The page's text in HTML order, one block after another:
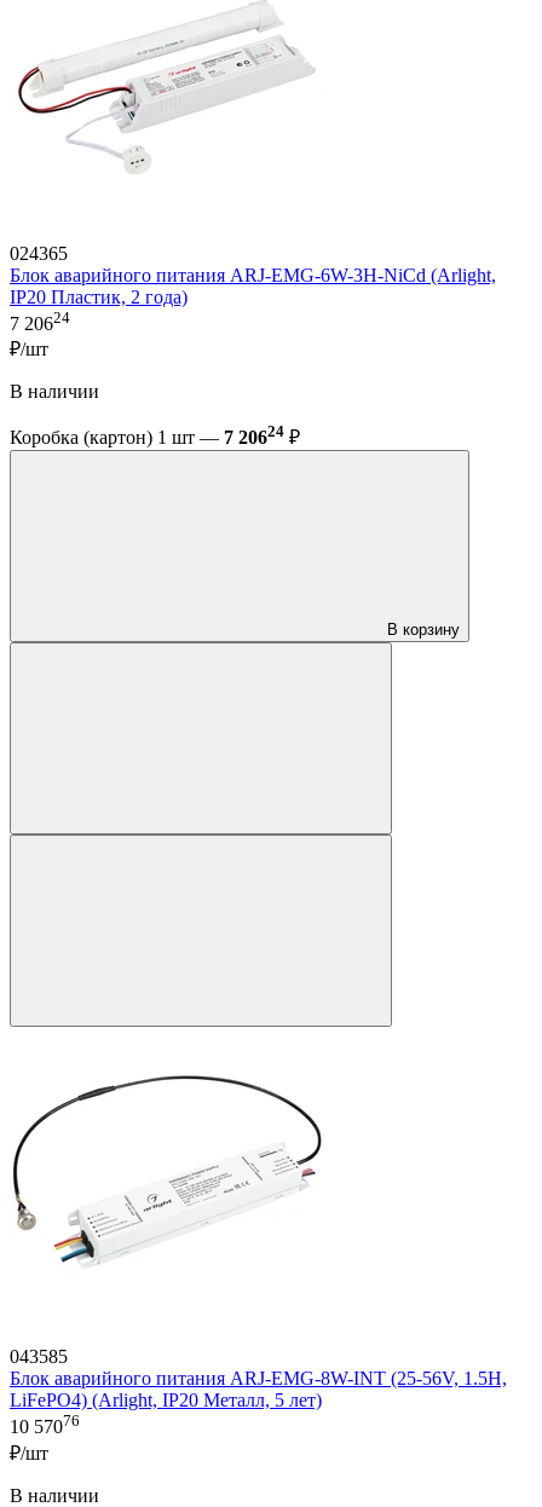
024365
Блок аварийного питания ARJ-EMG-6W-3H-NiCd (Arlight,
IP20 Пластик, 2 года)
7 20624
₽/шт
В наличии
Коробка (картон) 1 шт — 7 20624 ₽
В корзину
043585
Блок аварийного питания ARJ-EMG-8W-INT (25-56V, 1.5H,
LiFePO4) (Arlight, IP20 Металл, 5 лет)
10 57076
₽/шт
В наличии